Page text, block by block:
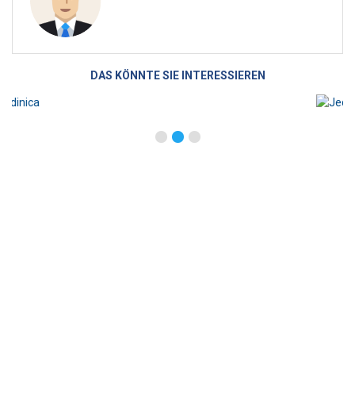
DAS KÖNNTE SIE INTERESSIEREN